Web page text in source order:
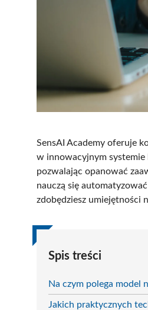
SensAI Academy oferuje
w innowacyjnym
pozwalając opanować
nauczą się
zdobędziesz umiejętności
Spis treści
Na czym polega model
Jakich praktycznych